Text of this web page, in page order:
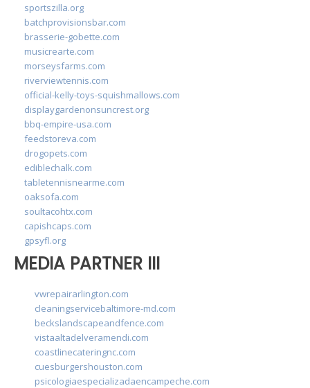
sportszilla.org
batchprovisionsbar.com
brasserie-gobette.com
musicrearte.com
morseysfarms.com
riverviewtennis.com
official-kelly-toys-squishmallows.com
displaygardenonsuncrest.org
bbq-empire-usa.com
feedstoreva.com
drogopets.com
ediblechalk.com
tabletennisnearme.com
oaksofa.com
soultacohtx.com
capishcaps.com
gpsyfl.org
MEDIA PARTNER III
vwrepairarlington.com
cleaningservicebaltimore-md.com
beckslandscapeandfence.com
vistaaltadelveramendi.com
coastlinecateringnc.com
cuesburgershouston.com
psicologiaespecializadaencampeche.com